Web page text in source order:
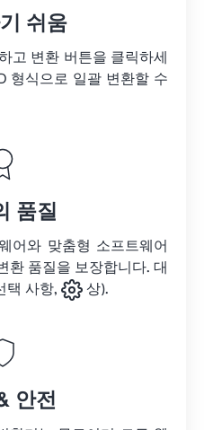
쉬움
고 변환 버튼을 클릭하세
형식으로 일괄 변환할 수
품질
어와 맞춤형 소프트웨어
환 품질을 보장합니다. 대
택 사항,
상).
안전